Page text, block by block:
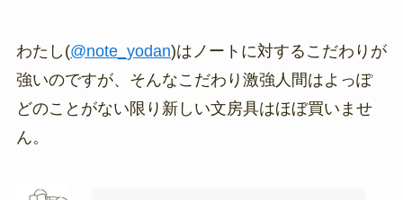
わたし(@note_yodan)はノートに対するこだわりが
強いのですが、そんなこだわり激強人間はよっぽ
どのことがない限り新しい文房具はほぼ買いませ
ん。